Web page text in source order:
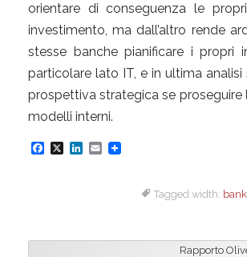
orientare di conseguenza le
investimento, ma dall’altro rende
stesse banche pianificare i propri
particolare lato IT, e in ultima analisi
prospettiva strategica se proseguire
modelli interni.
F
b
X
L
e
E
l
Tagged width:
Rapporto